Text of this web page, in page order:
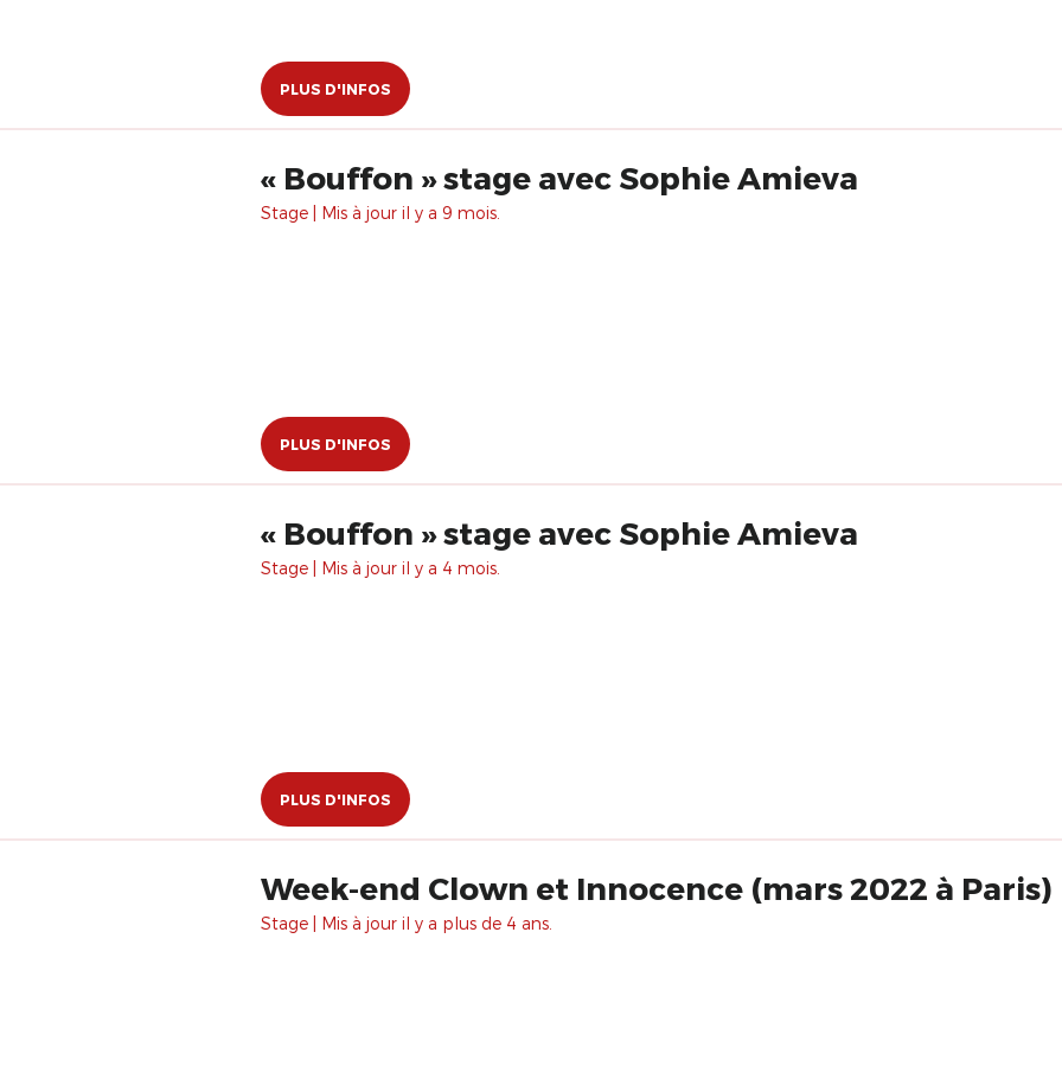
PLUS D'INFOS
« Bouffon » stage avec Sophie Amieva
Stage | Mis à jour il y a 9 mois.
PLUS D'INFOS
« Bouffon » stage avec Sophie Amieva
Stage | Mis à jour il y a 4 mois.
PLUS D'INFOS
Week-end Clown et Innocence (mars 2022 à Paris)
Stage | Mis à jour il y a plus de 4 ans.